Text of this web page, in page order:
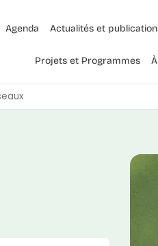
Agenda Actualités et
Projets et Programmes